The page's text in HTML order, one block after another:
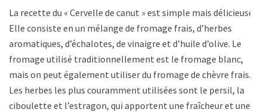
La recette du « Cervelle de canut » est simple mais délicieuse.
Elle consiste en un mélange de fromage frais, d’herbes
aromatiques, d’échalotes, de vinaigre et d’huile d’olive. Le
fromage utilisé traditionnellement est le fromage blanc,
mais on peut également utiliser du fromage de chèvre frais.
Les herbes les plus couramment utilisées sont le persil, la
ciboulette et l’estragon, qui apportent une fraîcheur et une